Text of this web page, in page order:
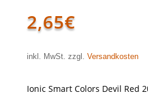
2,65€
inkl. MwSt. zzgl. Versandkosten
Ionic Smart Colors Devil Red